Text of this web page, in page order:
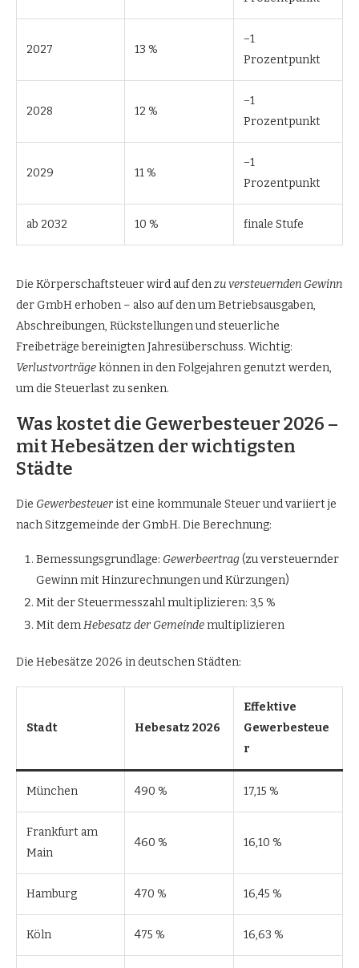
2027 13 %
−1
Prozentpunkt
2028 12 %
−1
Prozentpunkt
2029 11 %
−1
Prozentpunkt
ab 2032 10 % finale Stufe
Die Körperschaftsteuer wird auf denzu versteuernden Gewinn
der GmbH erhoben – also auf den um Betriebsausgaben,
Abschreibungen, Rückstellungen und steuerliche
Freibeträge bereinigten Jahresüberschuss. Wichtig:
Verlustvorträgekönnen in den Folgejahren genutzt werden,
um die Steuerlast zu senken.
Was kostet die Gewerbesteuer 2026 –
mit Hebesätzen der wichtigsten
Städte
Die Gewerbesteuer ist eine kommunale Steuer und variiert je
nach Sitzgemeinde der GmbH. Die Berechnung:
Bemessungsgrundlage: Gewerbeertrag(zu versteuernder
Gewinn mit Hinzurechnungen und Kürzungen)
Mit der Steuermesszahl multiplizieren: 3,5 %
Mit demHebesatz der Gemeindemultiplizieren
Die Hebesätze 2026 in deutschen Städten:
Stadt Hebesatz 2026
Effektive
Gewerbesteue
r
München 490 % 17,15 %
Frankfurt am
Main
460 % 16,10 %
Hamburg 470 % 16,45 %
Köln 475 % 16,63 %